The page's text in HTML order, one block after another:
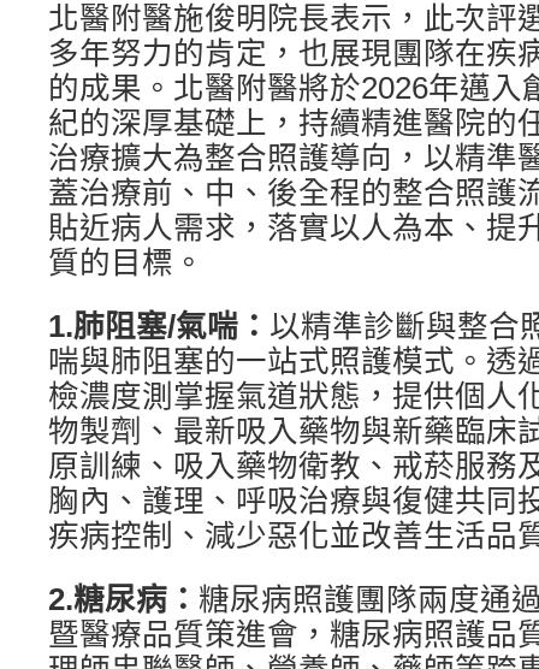
北醫附醫施俊明院長表示，此次評
多年努力的肯定，也展現團隊在疾
的成果。北醫附醫將於2026年邁入
紀的深厚基礎上，持續精進醫院的
治療擴大為整合照護導向，以精準
蓋治療前、中、後全程的整合照護
貼近病人需求，落實以人為本、提
質的目標。
1.肺阻塞/氣喘： 以精準診斷與整合
喘與肺阻塞的一站式照護模式。透
檢濃度測掌握氣道狀態，提供個人
物製劑、最新吸入藥物與新藥臨床
原訓練、吸入藥物衛教、戒菸服務
胸內、護理、呼吸治療與復健共同
疾病控制、減少惡化並改善生活品
2.糖尿病： 糖尿病照護團隊兩度通
暨醫療品質策進會，糖尿病照護品